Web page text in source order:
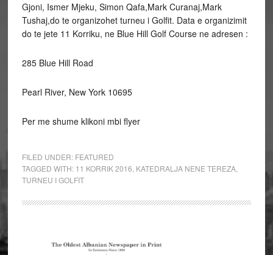
Gjoni, Ismer Mjeku, Simon Qafa,Mark Curanaj,Mark
Tushaj,do te organizohet turneu i Golfit. Data e organizimit
do te jete 11 Korriku, ne Blue Hill Golf Course ne adresen :
285 Blue Hill Road
Pearl River, New York 10695
Per me shume klikoni mbi flyer
FILED UNDER: FEATURED
TAGGED WITH: 11 KORRIK 2016 KATEDRALJA NENE TEREZA,
TURNEU I GOLFIT